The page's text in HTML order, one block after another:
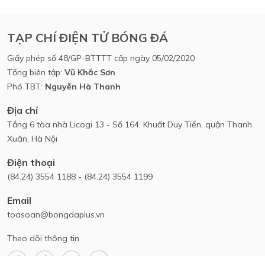
TẠP CHÍ ĐIỆN TỬ BÓNG ĐÁ
Giấy phép số 48/GP-BTTTT cấp ngày 05/02/2020
Tổng biên tập: Vũ Khắc Sơn
Phó TBT: Nguyễn Hà Thanh
Địa chỉ
Tầng 6 tòa nhà Licogi 13 - Số 164, Khuất Duy Tiến, quận Thanh
Xuân, Hà Nội
Điện thoại
(84.24) 3554 1188 - (84.24) 3554 1199
Email
toasoan@bongdaplus.vn
Theo dõi thông tin